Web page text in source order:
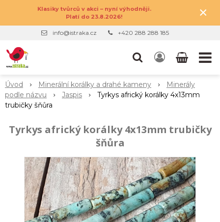
Klasiky tvůrců v akci – nyní výhodněji.
Platí do 23.8.2026!
×
info@istraka.cz +420 288 288 185
Úvod Minerální korálky a drahé kameny
Minerály
podle názvu
Jaspis
Tyrkys africký korálky 4x13mm
trubičky šňůra
Tyrkys africký korálky 4x13mm trubičky
šňůra